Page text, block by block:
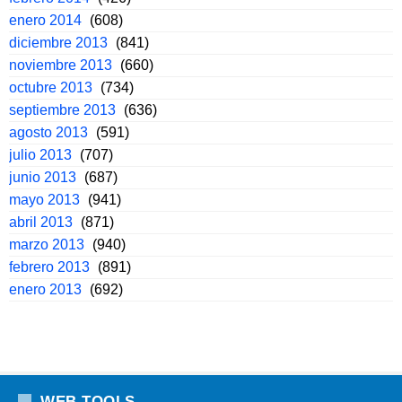
enero 2014 (608)
diciembre 2013 (841)
noviembre 2013 (660)
octubre 2013 (734)
septiembre 2013 (636)
agosto 2013 (591)
julio 2013 (707)
junio 2013 (687)
mayo 2013 (941)
abril 2013 (871)
marzo 2013 (940)
febrero 2013 (891)
enero 2013 (692)